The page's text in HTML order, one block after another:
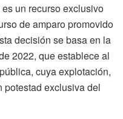
un recurso exclusivo
de amparo promovido
decisión se basa en la
2022, que establece al
cuya explotación,
potestad exclusiva del